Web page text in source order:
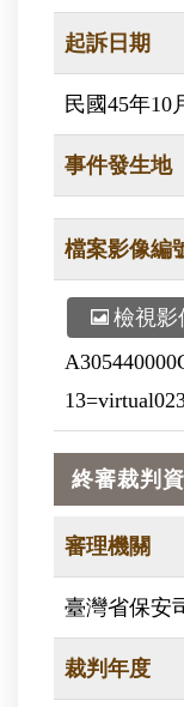
起訴日期
民國45年10
事件發生地
檔案影像編
檢視影
終審裁判
審理機關
臺灣省保安
裁判年度